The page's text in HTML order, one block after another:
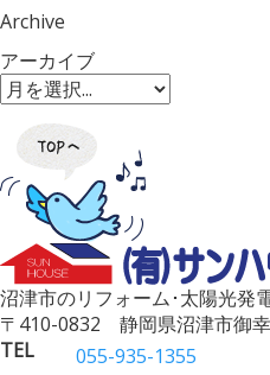
Archive
アーカイブ
沼津市のリフォーム･太陽光発
〒410-0832 静岡県沼津市御
TEL
055-935-1355